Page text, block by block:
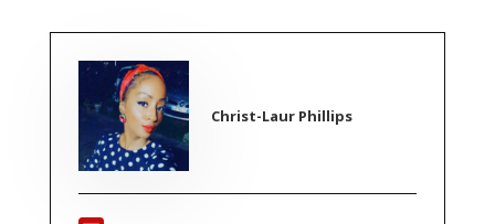
Christ-Laur Phillips